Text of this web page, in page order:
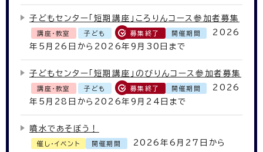
子どもセンター「短期講座」ころりんコース参加者募集
講座・教室 子ども 募集終了 開催期間
2026
年5月26日から2026年9月30日まで
子どもセンター「短期講座」のびりんコース参加者募集
講座・教室 子ども 募集終了 開催期間
2026
年5月28日から2026年9月24日まで
噴水であそぼう！
催し・イベント 開催期間
2026年6月27日から